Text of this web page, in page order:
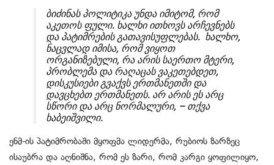
ბიძინას პოლიტიკა უნდა იმიტომ, რომ
აკეთოს ფული. ხალხი ითხოვს არჩევნებს
და პატიმრების გათავისუფლებას. ხალხო,
ნაცვლად იმისა, რომ ვიყოთ
ორგანიზებული, რა არის საერთო მტერი,
პრობლემა და რაღაცას ვაკეთებდეთ,
დისკუსიები გვაქვს ერთმანეთში და
დავცხებთ ერთმანეთს. არ არის ეს არც
სწორი და არც ნორმალური, – თქვა
ხაბეიშვილი.
ენმ-ის პატიმრობაში მყოფმა ლიდერმა, რუბიოს ზარზეც
ისაუბრა და აღნიშნა, რომ ეს ზარი, რომ კარგი ყოფილიყო,